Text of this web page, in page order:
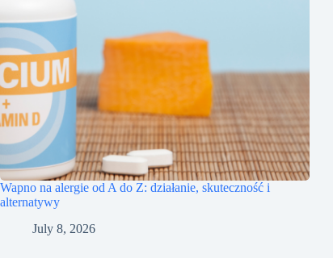
Wapno na alergie od A do Z: działanie, skuteczność i
alternatywy
July 8, 2026